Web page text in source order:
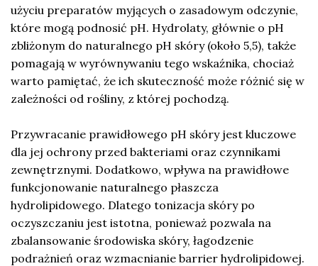
użyciu preparatów myjących o zasadowym odczynie,
które mogą podnosić pH. Hydrolaty, głównie o pH
zbliżonym do naturalnego pH skóry (około 5,5), także
pomagają w wyrównywaniu tego wskaźnika, chociaż
warto pamiętać, że ich skuteczność może różnić się w
zależności od rośliny, z której pochodzą.
Przywracanie prawidłowego pH skóry jest kluczowe
dla jej ochrony przed bakteriami oraz czynnikami
zewnętrznymi. Dodatkowo, wpływa na prawidłowe
funkcjonowanie naturalnego płaszcza
hydrolipidowego. Dlatego tonizacja skóry po
oczyszczaniu jest istotna, ponieważ pozwala na
zbalansowanie środowiska skóry, łagodzenie
podrażnień oraz wzmacnianie barrier hydrolipidowej.